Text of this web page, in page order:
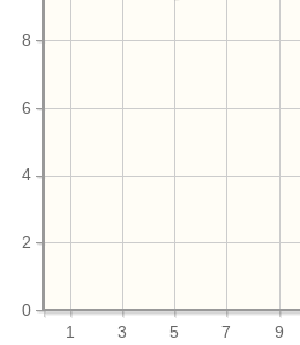
1 3 5 7 9
0
2
4
6
8